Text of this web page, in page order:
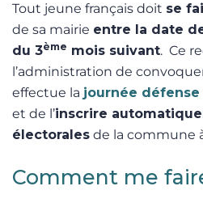
Tout jeune français doit se
de sa mairie entre la date
du 3ème mois suivant. Ce
l’administration de
effectue la journée
et de l’inscrire
électorales de la commune
Comment me